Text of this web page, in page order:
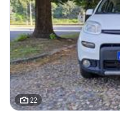
22